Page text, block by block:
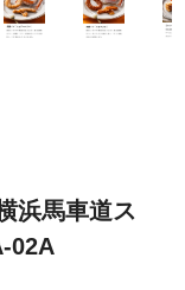
浜馬車道ス
02A